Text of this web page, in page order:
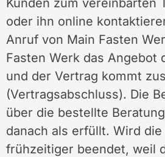
oder ihn online
Anruf von Main Fasten
Fasten Werk das Angebot
und der Vertrag kommt
(Vertragsabschluss). Die
über die bestellte
danach als erfüllt. Wird die
frühzeitiger beendet, weil